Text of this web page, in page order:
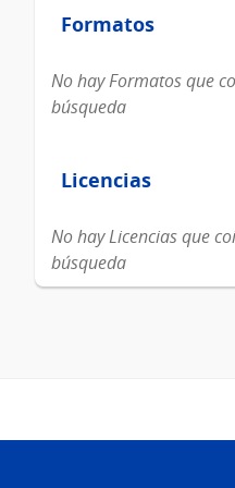
Formatos
Formatos
No hay Formatos que
búsqueda
Licencias
Licencias
No hay Licencias que
búsqueda